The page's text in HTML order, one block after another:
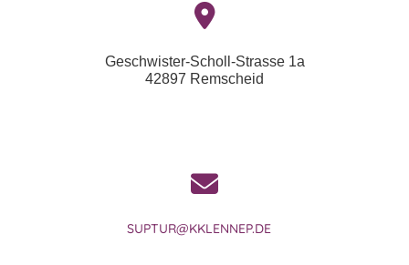
Geschwister-Scholl-Strasse 1a
42897 Remscheid
SUPTUR@KKLENNEP.DE